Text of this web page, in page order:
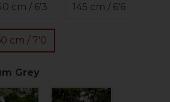
cm / 6'3 145 cm / 6'6
cm / 7'0
Grey